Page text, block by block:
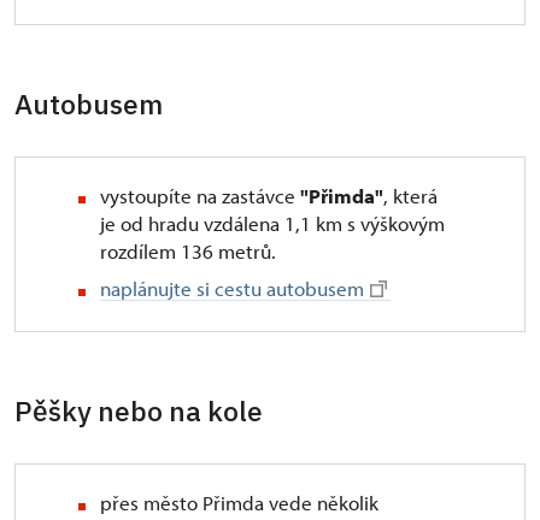
Autobusem
vystoupíte na zastávce "Přimda", která
je od hradu vzdálena 1,1 km s výškovým
rozdílem 136 metrů.
naplánujte si cestu autobusem
Pěšky nebo na kole
přes město Přimda vede několik